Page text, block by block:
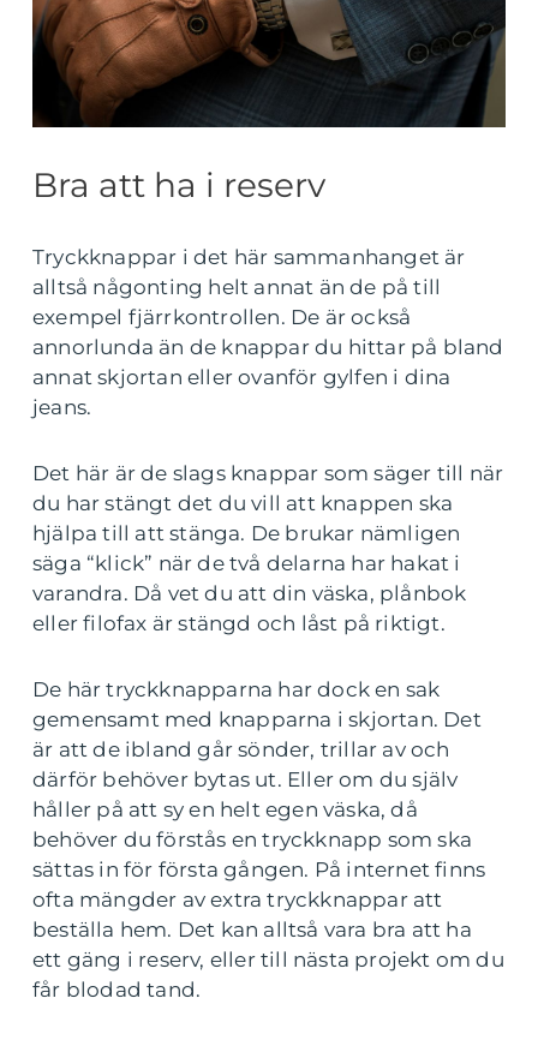
Bra att ha i reserv
Tryckknappar i det här sammanhanget är
alltså någonting helt annat än de på till
exempel fjärrkontrollen. De är också
annorlunda än de knappar du hittar på bland
annat skjortan eller ovanför gylfen i dina
jeans.
Det här är de slags knappar som säger till när
du har stängt det du vill att knappen ska
hjälpa till att stänga. De brukar nämligen
säga “klick” när de två delarna har hakat i
varandra. Då vet du att din väska, plånbok
eller filofax är stängd och låst på riktigt.
De här tryckknapparna har dock en sak
gemensamt med knapparna i skjortan. Det
är att de ibland går sönder, trillar av och
därför behöver bytas ut. Eller om du själv
håller på att sy en helt egen väska, då
behöver du förstås en tryckknapp som ska
sättas in för första gången. På internet finns
ofta mängder av extra tryckknappar att
beställa hem. Det kan alltså vara bra att ha
ett gäng i reserv, eller till nästa projekt om du
får blodad tand.